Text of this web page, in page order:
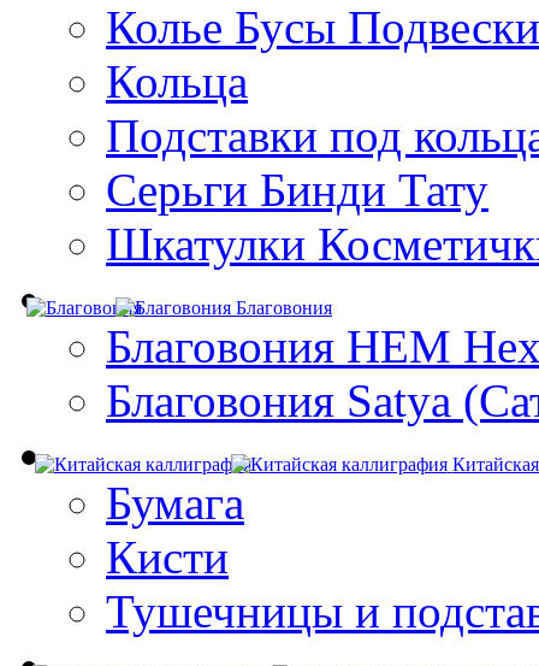
Колье Бусы Подвески
Кольца
Подставки под
Серьги Бинди Тату
Шкатулки
Благовония
Благовония HEM
Благовония Satya
Бумага
Кисти
Тушечницы и